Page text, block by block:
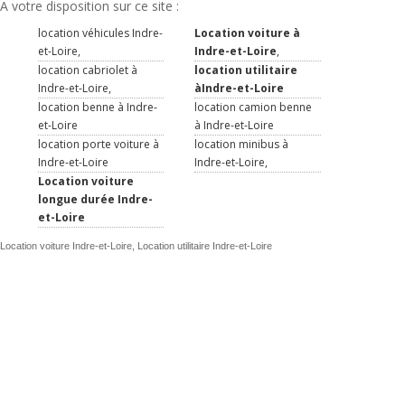
A votre disposition sur ce site :
location véhicules Indre-
et-Loire,
Location voiture à
Indre-et-Loire,
location cabriolet à
Indre-et-Loire,
location utilitaire
àIndre-et-Loire
location benne à Indre-
et-Loire
location camion benne
à Indre-et-Loire
location porte voiture à
Indre-et-Loire
location minibus à
Indre-et-Loire,
Location voiture
longue durée Indre-
et-Loire
Location voiture Indre-et-Loire, Location utilitaire Indre-et-Loire